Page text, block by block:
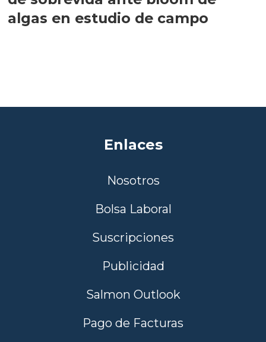
algas en estudio de campo
Enlaces
Nosotros
Bolsa Laboral
Suscripciones
Publicidad
Salmon Outlook
Pago de Facturas